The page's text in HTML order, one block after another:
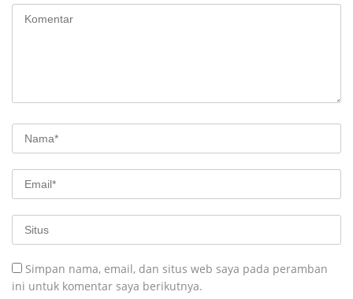
Simpan nama, email, dan situs web saya pada peramban
ini untuk komentar saya berikutnya.